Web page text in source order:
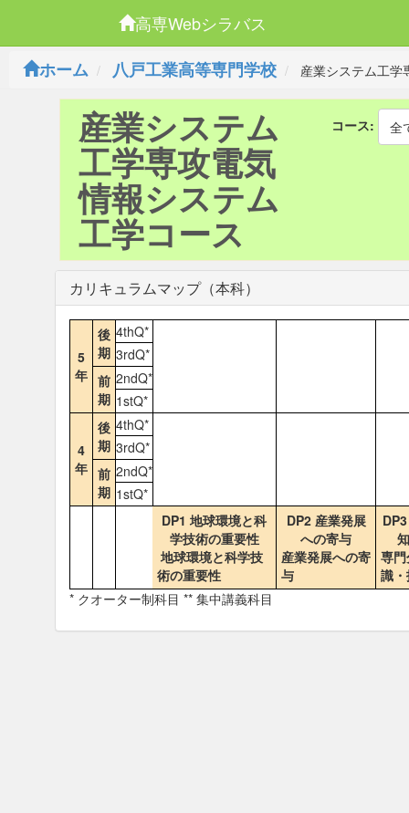
高専Webシラバス
ホーム
八戸工業高等専門学校 産業システム工学
産業システム
工学専攻電気
情報システム
工学コース
コース: 全
カリキュラムマップ（本科）
5
年
後
期
4thQ*
3rdQ*
前
期
2ndQ*
1stQ*
4
年
後
期
4thQ*
3rdQ*
前
期
2ndQ*
1stQ*
DP1 地球環境と科
学技術の重要性
地球環境と科学技
術の重要性
DP2 産業発展
への寄与
産業発展への寄
与
専
識
* クオーター制科目 ** 集中講義科目